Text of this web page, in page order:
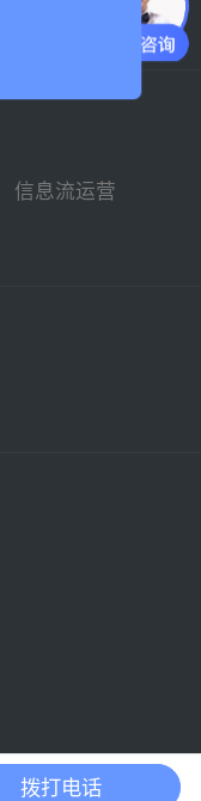
信息流运营
拨打电话